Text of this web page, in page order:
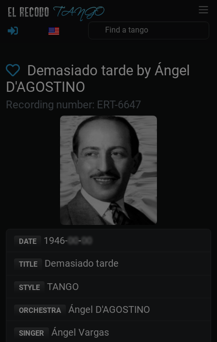
Demasiado tarde by Ángel
D'AGOSTINO
Recording number: ERT-6647
DATE 1946-00 -00
TITLE Demasiado tarde
STYLE TANGO
ORCHESTRA Ángel D'AGOSTINO
SINGER Ángel Vargas